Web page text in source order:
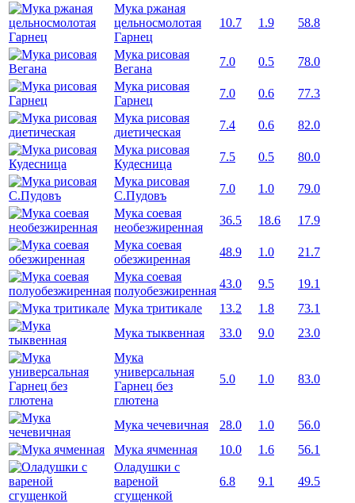
Мука ржаная
цельносмолотая
Гарнец
10.7 1.9 58.8
Мука рисовая
Вегана
7.0 0.5
78.0
Мука рисовая
Гарнец
7.0 0.6
77.3
Мука рисовая
диетическая
7.4 0.6
82.0
Мука рисовая
Кудесница
7.5 0.5
80.0
Мука рисовая
С.Пудовъ
7.0 1.0
79.0
Мука соевая
необезжиренная
36.5 18.6
17.9
Мука соевая
обезжиренная
48.9 1.0
21.7
Мука соевая
полуобезжиренная
43.0 9.5
19.1
Мука тритикале
13.2 1.8
73.1
Мука тыквенная
33.0 9.0
23.0
Мука
универсальная
Гарнец без
глютена
5.0 1.0 83.0
Мука чечевичная 28.0 1.0
56.0
Мука ячменная
10.0 1.6
56.1
Оладушки с
вареной
сгущенкой
6.8 9.1 49.5